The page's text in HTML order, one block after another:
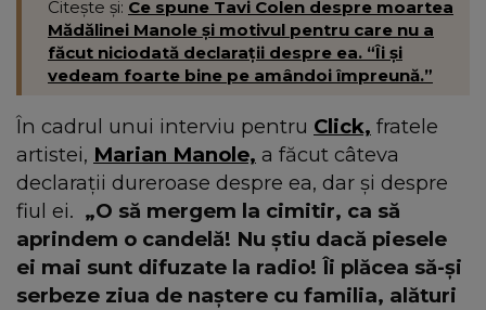
Citește și: Ce spune Tavi Colen despre moartea
Mădălinei Manole și motivul pentru care nu a
făcut niciodată declarații despre ea. “Îi și
vedeam foarte bine pe amândoi împreună.”
În cadrul unui interviu pentru Click, fratele
artistei, Marian Manole, a făcut câteva
declarații dureroase despre ea, dar și despre
fiul ei. „O să mergem la cimitir, ca să
aprindem o candelă! Nu știu dacă piesele
ei mai sunt difuzate la radio! Îi plăcea să-și
serbeze ziua de naștere cu familia, alături